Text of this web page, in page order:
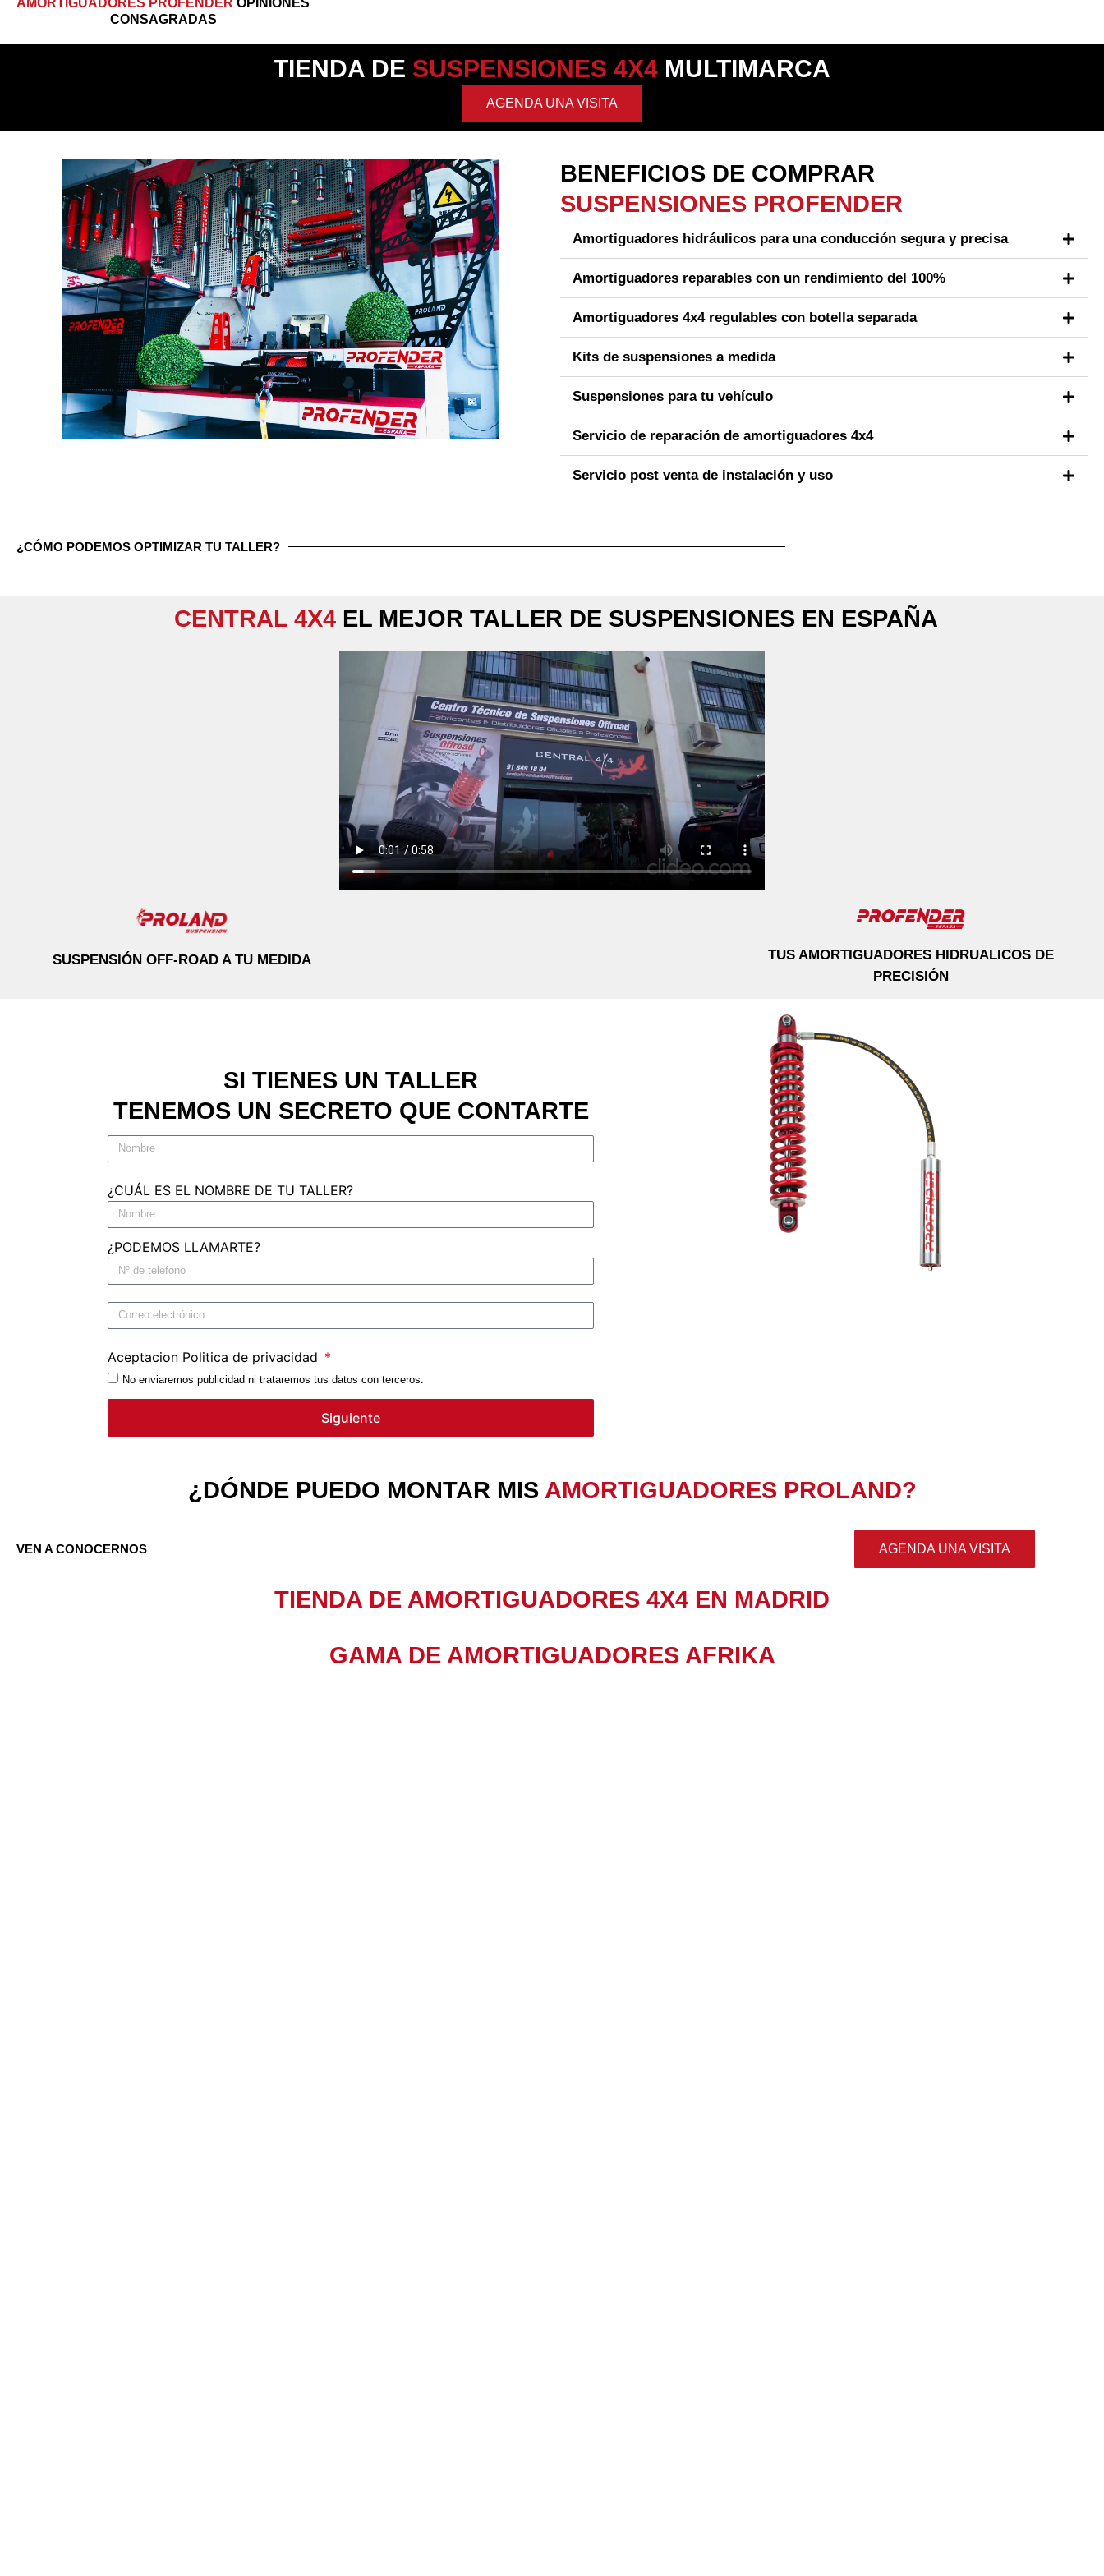
AMORTIGUADORES PROFENDEROPINIONES
CONSAGRADAS
TIENDA DE SUSPENSIONES 4X4 MULTIMARCA
AGENDA UNA VISITA
BENEFICIOS DE COMPRAR
SUSPENSIONES PROFENDER
Amortiguadores hidráulicos para una conducción segura y precisa
Amortiguadores reparables con un rendimiento del 100%
Amortiguadores 4x4 regulables con botella separada
Kits de suspensiones a medida
Suspensiones para tu vehículo
Servicio de reparación de amortiguadores 4x4
Servicio post venta de instalación y uso
¿CÓMO PODEMOS OPTIMIZAR TU TALLER?
CENTRAL 4X4 EL MEJOR TALLER DE SUSPENSIONES EN ESPAÑA
SUSPENSIÓN OFF-ROAD A TU MEDIDA
TUS AMORTIGUADORES HIDRUALICOS DE
PRECISIÓN
SI TIENES UN TALLER
TENEMOS UN SECRETO QUE CONTARTE
¿CUÁL ES EL NOMBRE DE TU TALLER?
¿PODEMOS LLAMARTE?
Aceptacion Politica de privacidad
No enviaremos publicidad ni trataremos tus datos con terceros.
Siguiente
¿DÓNDE PUEDO MONTAR MIS AMORTIGUADORES PROLAND?
VEN A CONOCERNOS AGENDA UNA VISITA
TIENDA DE AMORTIGUADORES 4X4 EN MADRID
GAMA DE AMORTIGUADORES AFRIKA